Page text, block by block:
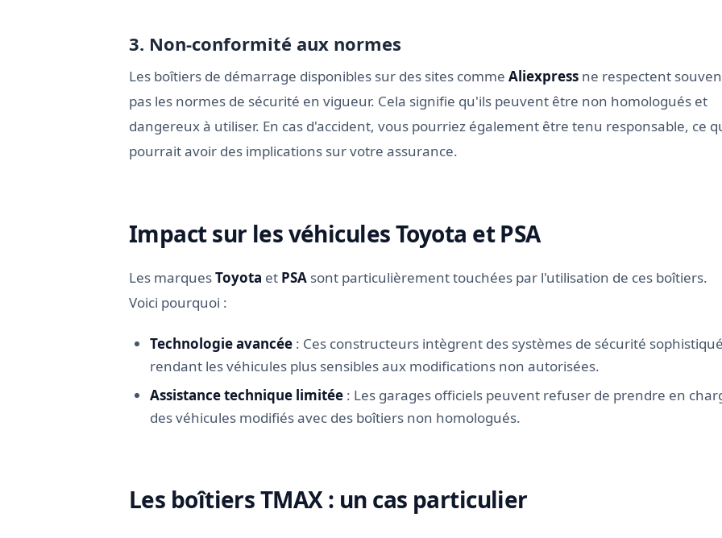
3. Non-conformité aux normes
Les boîtiers de démarrage disponibles sur des sites comme Aliexpress ne respectent
pas les normes de sécurité en vigueur. Cela signifie qu'ils peuvent être non homologués et
dangereux à utiliser. En cas d'accident, vous pourriez également être tenu responsable, ce
pourrait avoir des implications sur votre assurance.
Impact sur les véhicules Toyota et PSA
Les marquesToyota et PSA sont particulièrement touchées par l'utilisation de ces boîtiers.
Voici pourquoi :
Technologie avancée: Ces constructeurs intègrent des systèmes de sécurité
rendant les véhicules plus sensibles aux modifications non autorisées.
Assistance technique limitée: Les garages officiels peuvent refuser de prendre en
des véhicules modifiés avec des boîtiers non homologués.
Les boîtiers TMAX : un cas particulier